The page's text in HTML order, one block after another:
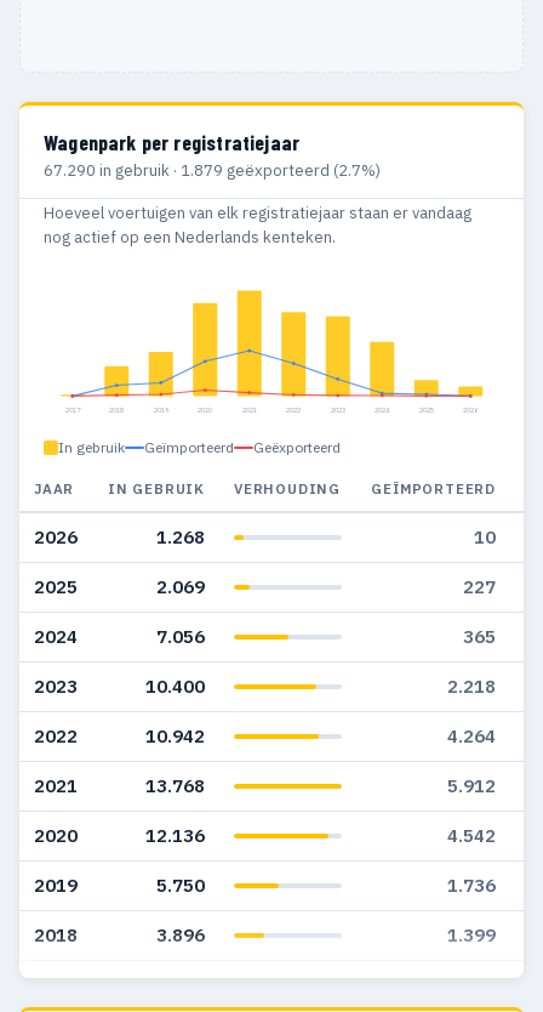
Wagenpark per registratiejaar
67.290 in gebruik · 1.879 geëxporteerd (2.7%)
Hoeveel voertuigen van elk registratiejaar staan er vandaag
nog actief op een Nederlands kenteken.
2017 2018 2019 2020 2021 2022 2023 2024 2025 2026
In gebruik Geïmporteerd Geëxporteerd
JAAR IN GEBRUIK VERHOUDING GEÏMPORTEERD
2026 1.268 10
2025 2.069 227
2024 7.056 365
2023 10.400 2.218
2022 10.942 4.264
2021 13.768 5.912
2020 12.136 4.542
2019 5.750 1.736
2018 3.896 1.399
2017 5 6